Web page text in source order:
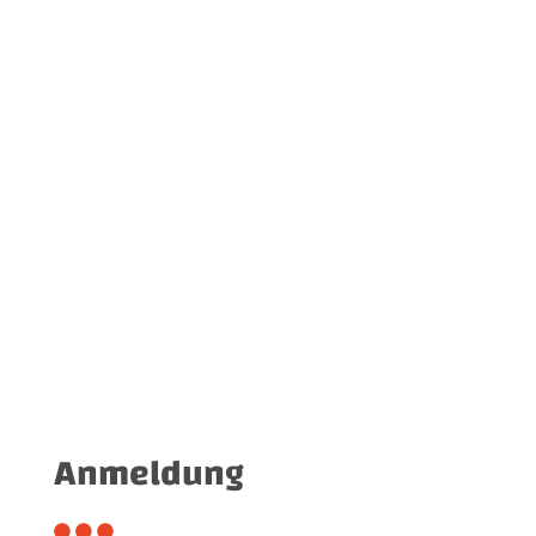
Anmeldung